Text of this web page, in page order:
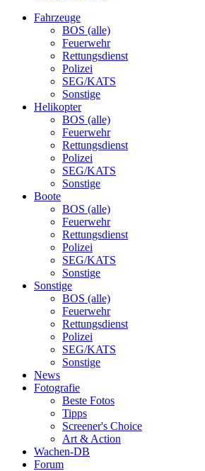
Fahrzeuge
BOS (alle)
Feuerwehr
Rettungsdienst
Polizei
SEG/KATS
Sonstige
Helikopter
BOS (alle)
Feuerwehr
Rettungsdienst
Polizei
SEG/KATS
Sonstige
Boote
BOS (alle)
Feuerwehr
Rettungsdienst
Polizei
SEG/KATS
Sonstige
Sonstige
BOS (alle)
Feuerwehr
Rettungsdienst
Polizei
SEG/KATS
Sonstige
News
Fotografie
Beste Fotos
Tipps
Screener's Choice
Art & Action
Wachen-DB
Forum